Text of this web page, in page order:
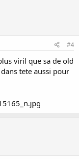
#4
viril que sa de old
tete aussi pour